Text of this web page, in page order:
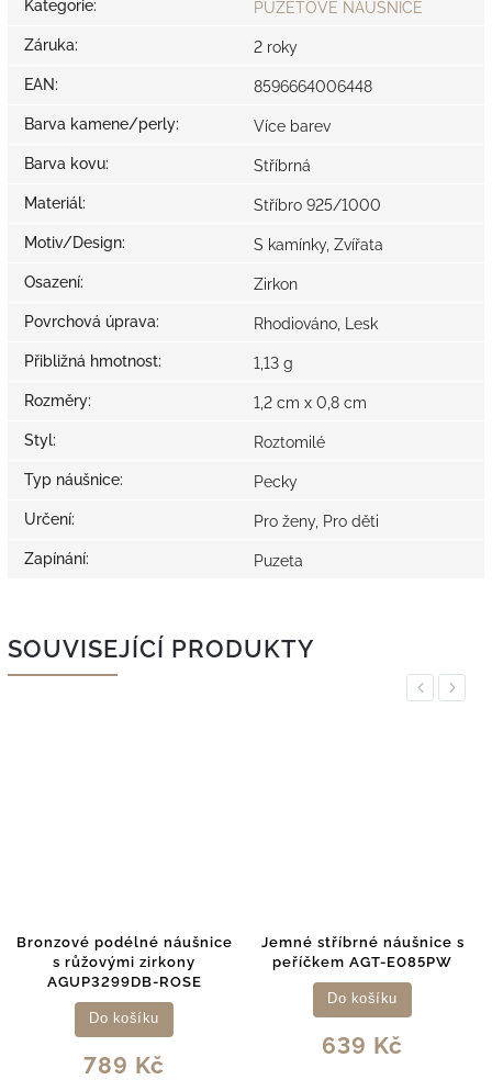
Kategorie: PUZETOVÉ NÁUŠNICE
Záruka: 2 roky
EAN: 8596664006448
Barva kamene/perly: Více barev
Barva kovu: Stříbrná
Materiál: Stříbro 925/1000
Motiv/Design: S kamínky, Zvířata
Osazení: Zirkon
Povrchová úprava: Rhodiováno, Lesk
Přibližná hmotnost: 1,13 g
Rozměry: 1,2 cm x 0,8 cm
Styl: Roztomilé
Typ náušnice: Pecky
Určení: Pro ženy, Pro děti
Zapínání: Puzeta
SOUVISEJÍCÍ PRODUKTY
Previous
Bronzové podélné náušnice
s růžovými zirkony
AGUP3299DB-ROSE
789 Kč
Do košíku
Jemné stříbrné náušnice s
peříčkem AGT-E085PW
639 Kč
Do košíku
Next